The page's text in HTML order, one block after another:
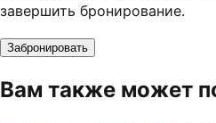
завершить бронирование.
Забронировать
Вам также может